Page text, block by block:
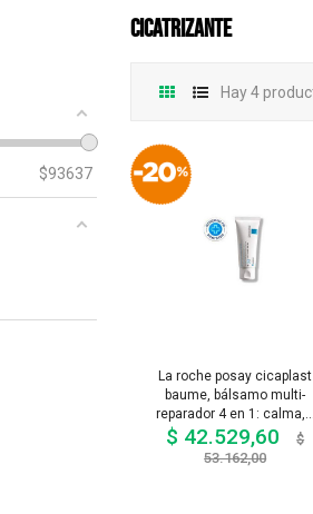
$93637
CICATRIZANTE
Hay 4
La roche posay cicaplast
baume, bálsamo multi-
reparador 4 en 1: calma,...
$ 42.529,60
$
53.162,00Precio